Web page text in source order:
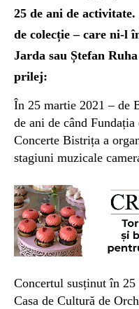
25 de ani de
de colecție – care ni-l
Jarda sau Ștefan
prilej:
În 25 martie 2021 – de
de ani de când
Concerte Bistrița a
stagiuni muzicale
Concertul susținut în
Casa de Cultură de